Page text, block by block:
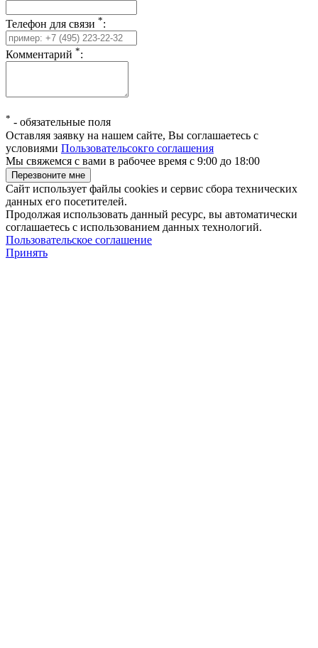
Телефон для связи *:
Комментарий *:
* - обязательные поля
Оставляя заявку на нашем сайте, Вы соглашаетесь с
условиями Пользовательсокго соглашения
Мы свяжемся с вами в рабочее время с 9:00 до 18:00
Сайт использует файлы cookies и сервис сбора технических
данных его посетителей.
Продолжая использовать данный ресурс, вы автоматически
соглашаетесь с использованием данных технологий.
Пользовательское соглашение
Принять